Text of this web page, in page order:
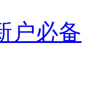
户必备